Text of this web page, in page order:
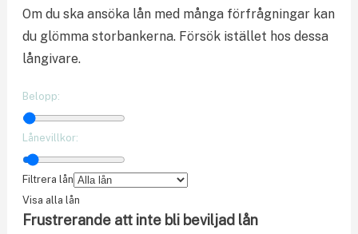
Om du ska ansöka lån med många förfrågningar kan
du glömma storbankerna. Försök istället hos dessa
långivare.
Belopp:
Lånevillkor:
Filtrera lån
Visa alla lån
Frustrerande att inte bli beviljad lån